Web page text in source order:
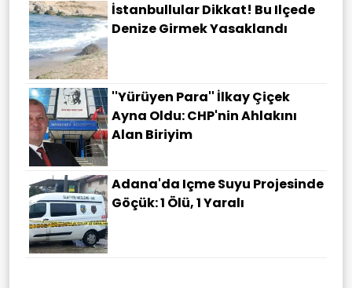
İstanbullular Dikkat! Bu Ilçede
Denize Girmek Yasaklandı
''Yürüyen Para'' İlkay Çiçek
Ayna Oldu: CHP'nin Ahlakını
Alan Biriyim
Adana'da Içme Suyu Projesinde
Göçük: 1 Ölü, 1 Yaralı